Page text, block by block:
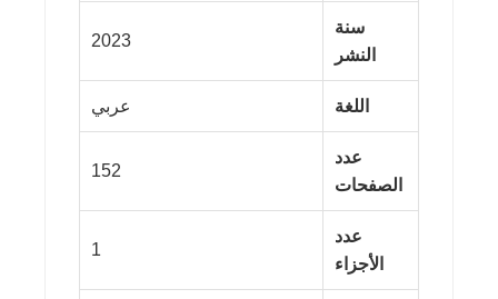
سنة
النشر
2023
اللغة عربي
عدد
الصفحات
152
عدد
الأجزاء
1